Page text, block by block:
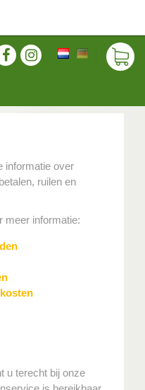
informatie over
ruilen en
meer informatie:
u terecht bij onze